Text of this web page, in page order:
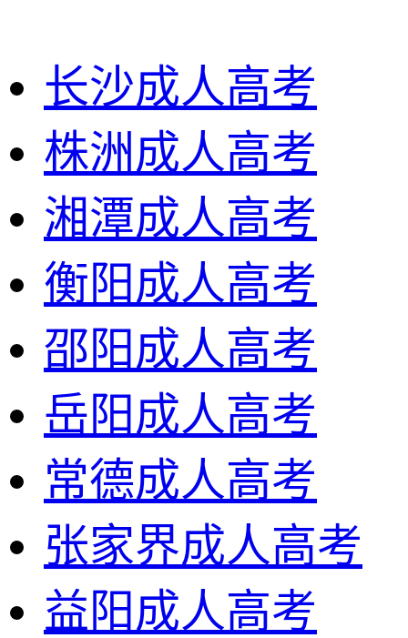
长沙成人高考
株洲成人高考
湘潭成人高考
衡阳成人高考
邵阳成人高考
岳阳成人高考
常德成人高考
张家界成人高考
益阳成人高考